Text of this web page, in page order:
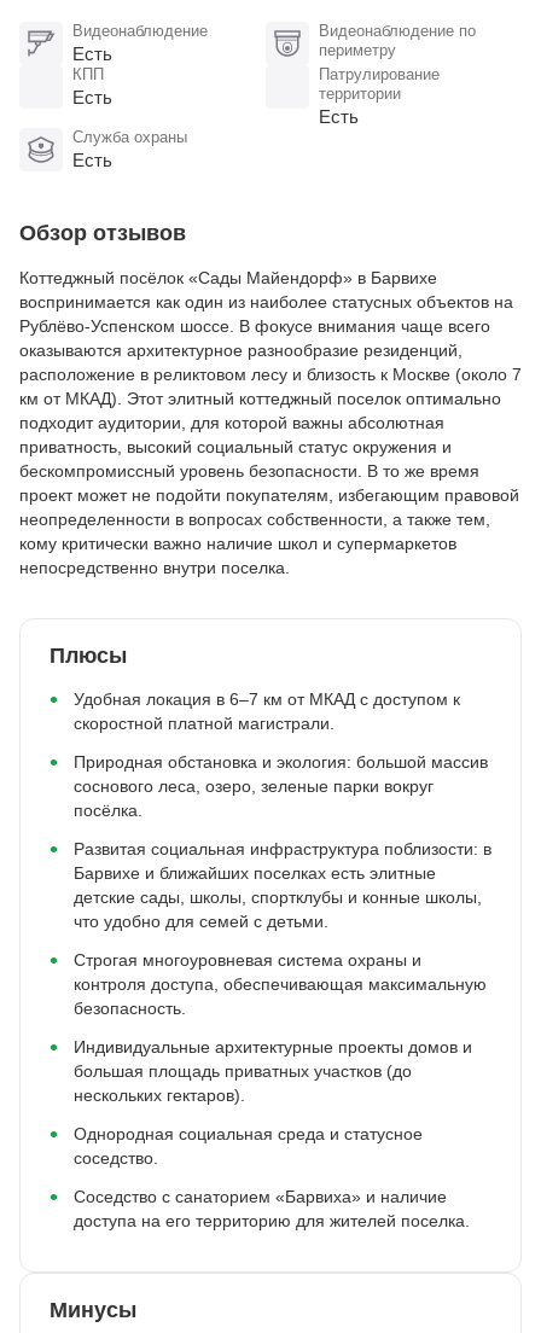
Видеонаблюдение
Есть
Видеонаблюдение по
периметру
КПП
Есть
Патрулирование
территории
Есть
Служба охраны
Есть
Обзор отзывов
Коттеджный посёлок «Сады Майендорф» в Барвихе
воспринимается как один из наиболее статусных объектов на
Рублёво-Успенском шоссе. В фокусе внимания чаще всего
оказываются архитектурное разнообразие резиденций,
расположение в реликтовом лесу и близость к Москве (около 7
км от МКАД). Этот элитный коттеджный поселок оптимально
подходит аудитории, для которой важны абсолютная
приватность, высокий социальный статус окружения и
бескомпромиссный уровень безопасности. В то же время
проект может не подойти покупателям, избегающим правовой
неопределенности в вопросах собственности, а также тем,
кому критически важно наличие школ и супермаркетов
непосредственно внутри поселка.
Плюсы
Удобная локация в 6–7 км от МКАД с доступом к
скоростной платной магистрали.
Природная обстановка и экология: большой массив
соснового леса, озеро, зеленые парки вокруг
посёлка.
Развитая социальная инфраструктура поблизости: в
Барвихе и ближайших поселках есть элитные
детские сады, школы, спортклубы и конные школы,
что удобно для семей с детьми.
Строгая многоуровневая система охраны и
контроля доступа, обеспечивающая максимальную
безопасность.
Индивидуальные архитектурные проекты домов и
большая площадь приватных участков (до
нескольких гектаров).
Однородная социальная среда и статусное
соседство.
Соседство с санаторием «Барвиха» и наличие
доступа на его территорию для жителей поселка.
Минусы